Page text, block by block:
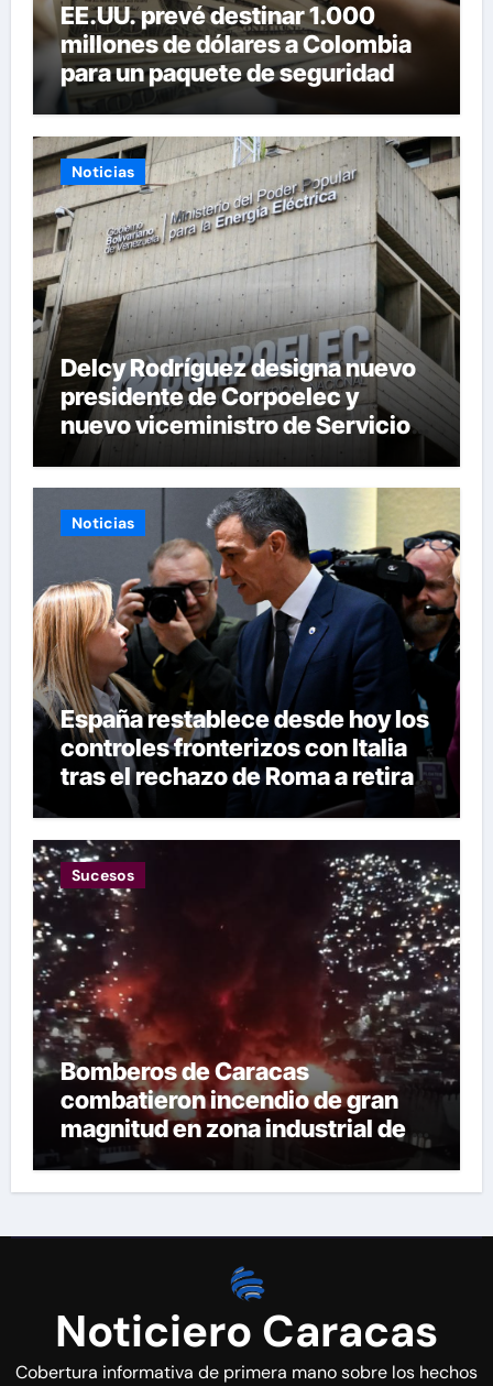
EE.UU. prevé destinar 1.000
millones de dólares a Colombia
para un paquete de seguridad
Noticias
Delcy Rodríguez designa nuevo
presidente de Corpoelec y
nuevo viceministro de Servicios
Eléctricos
Noticias
España restablece desde hoy los
controles fronterizos con Italia
tras el rechazo de Roma a retirar
las restricciones
Sucesos
Bomberos de Caracas
combatieron incendio de gran
magnitud en zona industrial de El
Llanito
Noticiero Caracas
Cobertura informativa de primera mano sobre los hechos